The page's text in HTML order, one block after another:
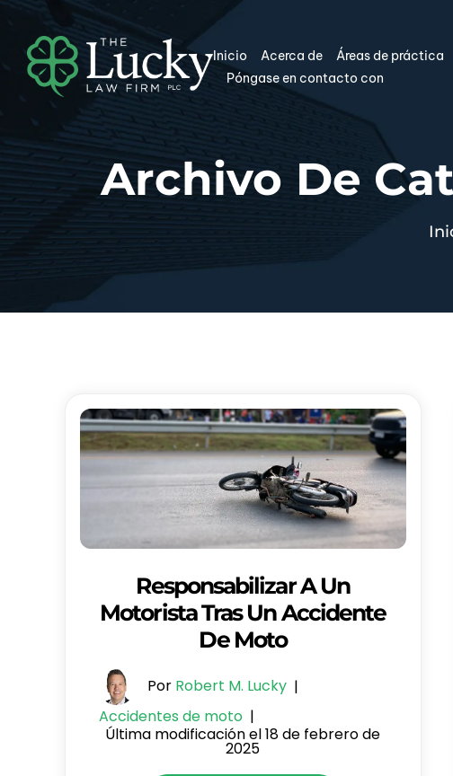
Inicio Acerca de Áreas de práctica
Póngase en contacto con
Archivo De
Responsabilizar A Un
Motorista Tras Un Accidente
De Moto
Por Robert M. Lucky |
Accidentes de moto |
Última modificación el 18 de febrero de
2025